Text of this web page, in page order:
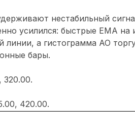
нестабильный
усилился: быстрые EMA на
линии, а гистограмма AO
бары.
420.00.